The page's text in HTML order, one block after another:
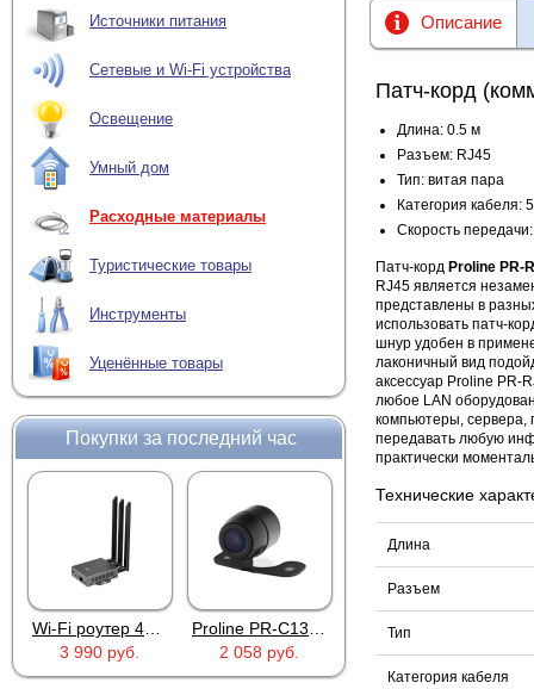
Источники питания
Сетевые и Wi-Fi устройства
Освещение
Умный дом
Расходные материалы
Туристические товары
Инструменты
Уценённые товары
Покупки за последний час
3 990 руб.
2 058 руб.
MIC-803A
263 руб.
Описание
Патч-корд
Длина: 0.5 м
Разъем: RJ45
Тип: витая пара
Категория кабеля:
Скорость
Патч-корд Proline PR-
RJ45 является
представлены в
использовать патч-
шнур удобен в
лаконичный вид
аксессуар Proline PR-
любое LAN
компьютеры, сервера,
передавать любую
практически
Технические
Длина
Разъем
Тип
Категория кабеля